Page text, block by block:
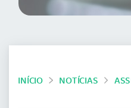
INÍCIO NOTÍCIAS